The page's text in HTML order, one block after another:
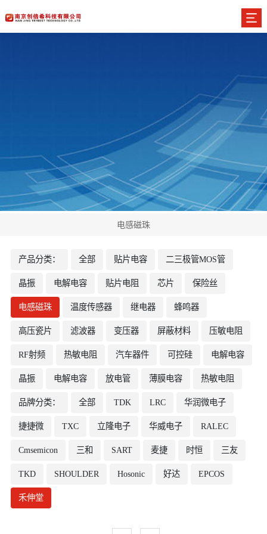
电感磁珠
产品分类： 全部 贴片电容 二三极管MOS管
晶振 电解电容 贴片电阻 芯片 保险丝
电感磁珠 温度传感器 继电器 蜂鸣器
高压瓷片 滤波器 变压器 屏蔽材料 压敏电阻
RF射频 热敏电阻 汽车器件 可控硅 电解电容
晶振 电解电容 放电管 薄膜电容 热敏电阻
品牌分类： 全部 TDK LRC 华润微电子
捷捷微 TXC 立隆电子 华威电子 RALEC
Cmsemicon 三和 SART 麦捷 时恒 三友
TKD SHOULDER Hosonic 好达 EPCOS
禾伸堂